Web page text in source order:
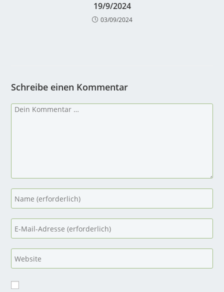
19/9/2024
03/09/2024
Schreibe einen Kommentar